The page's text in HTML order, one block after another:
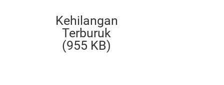
Kehilangan
Terburuk
(955 KB)